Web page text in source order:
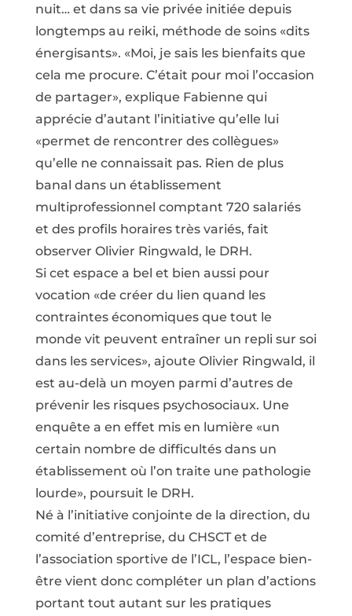
nuit… et dans sa vie privée initiée depuis
longtemps au reiki, méthode de soins «dits
énergisants». «Moi, je sais les bienfaits que
cela me procure. C’était pour moi l’occasion
de partager», explique Fabienne qui
apprécie d’autant l’initiative qu’elle lui
«permet de rencontrer des collègues»
qu’elle ne connaissait pas. Rien de plus
banal dans un établissement
multiprofessionnel comptant 720 salariés
et des profils horaires très variés, fait
observer Olivier Ringwald, le DRH.
Si cet espace a bel et bien aussi pour
vocation «de créer du lien quand les
contraintes économiques que tout le
monde vit peuvent entraîner un repli sur soi
dans les services», ajoute Olivier Ringwald, il
est au-delà un moyen parmi d’autres de
prévenir les risques psychosociaux. Une
enquête a en effet mis en lumière «un
certain nombre de difficultés dans un
établissement où l’on traite une pathologie
lourde», poursuit le DRH.
Né à l’initiative conjointe de la direction, du
comité d’entreprise, du CHSCT et de
l’association sportive de l’ICL, l’espace bien-
être vient donc compléter un plan d’actions
portant tout autant sur les pratiques